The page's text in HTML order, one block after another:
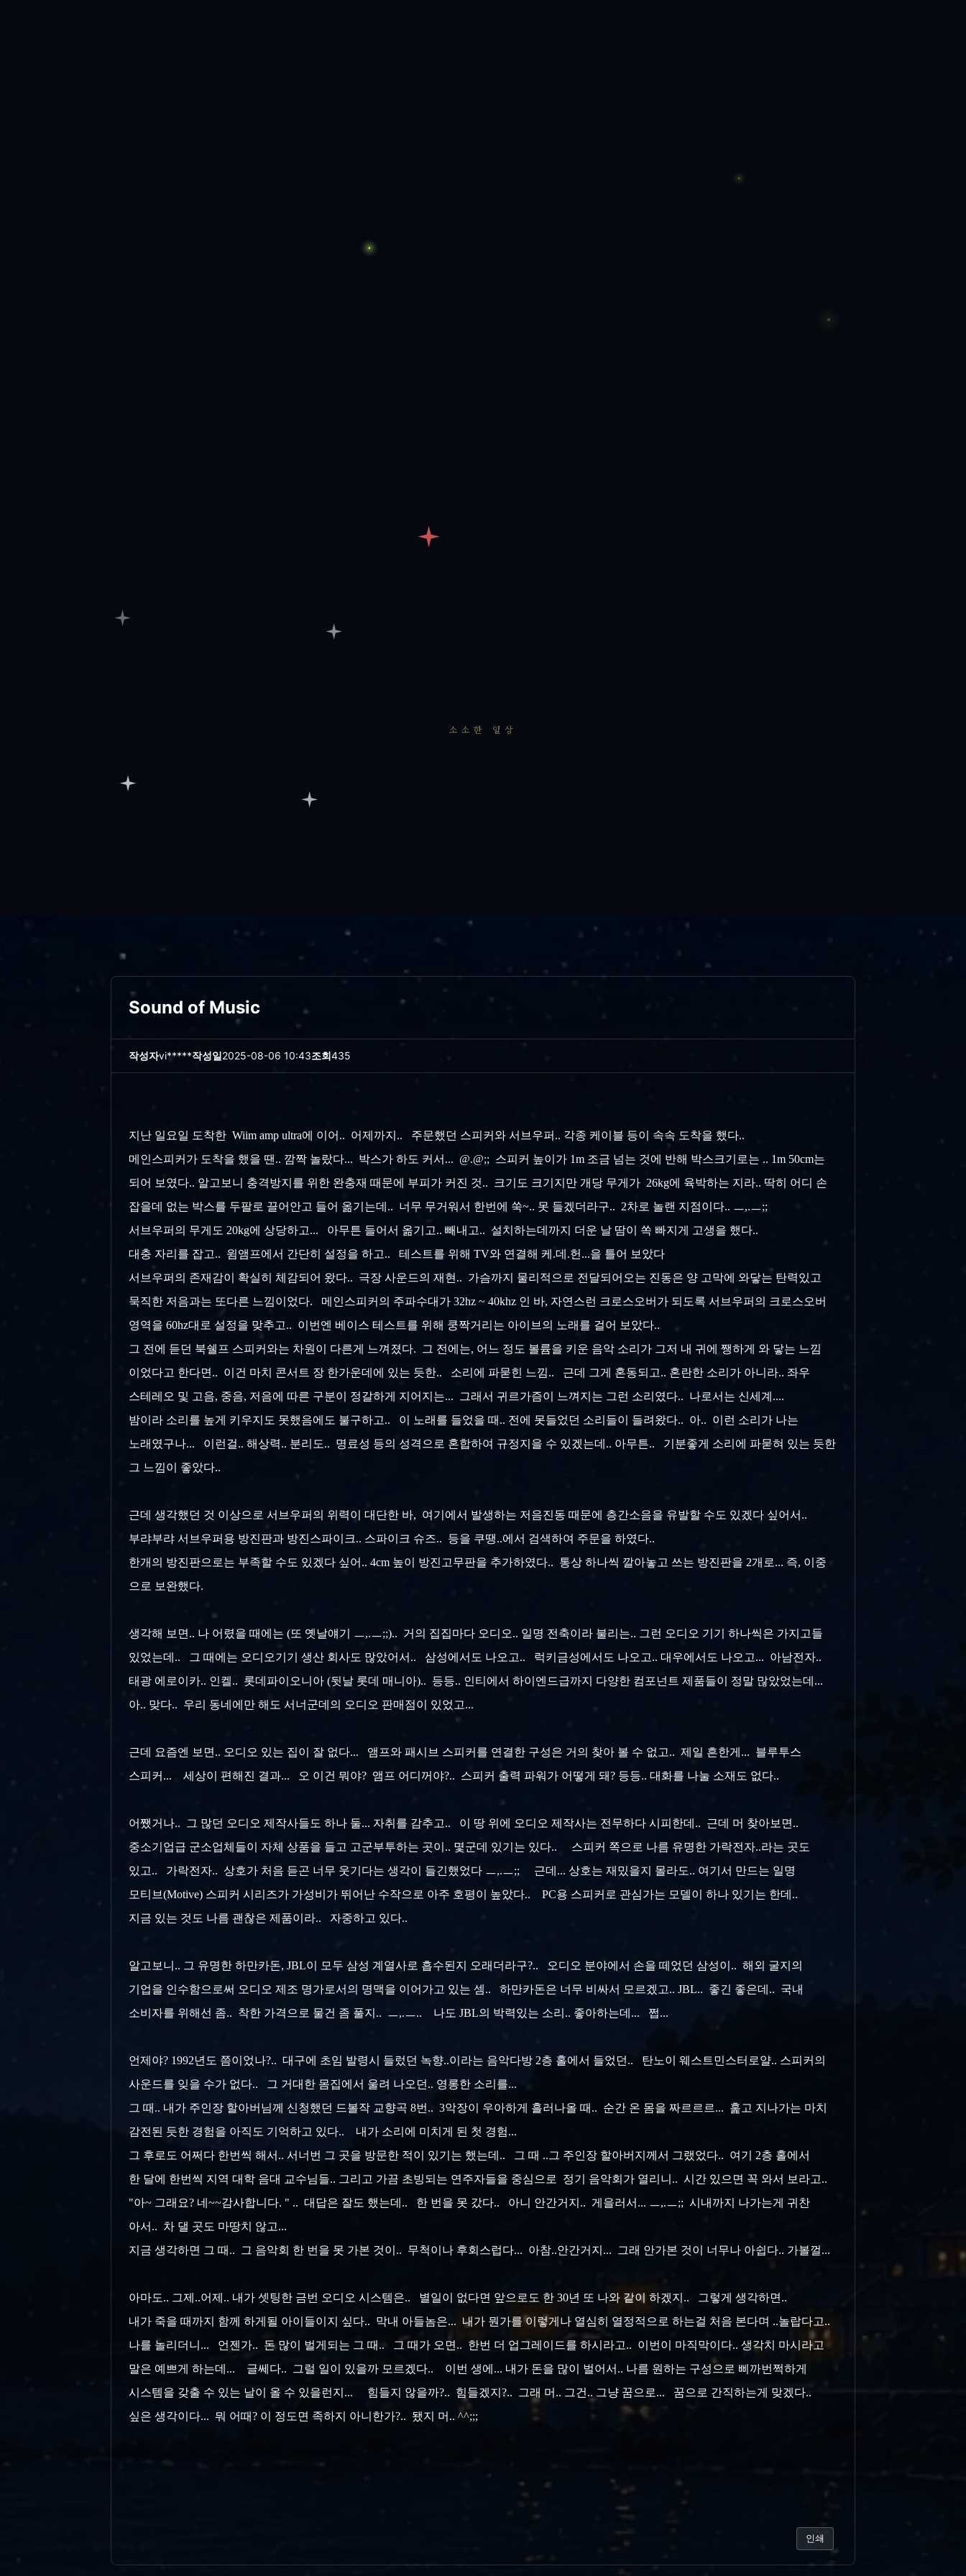
소소한 일상
Sound of Music
작성자vi*****작성일2025-08-06 10:43조회435
지난 일요일 도착한 Wiim amp ultra에 이어.. 어제까지.. 주문했던 스피커와 서브우퍼.. 각종 케이블 등이 속속 도착을 했다..
메인스피커가 도착을 했을 땐.. 깜짝 놀랐다... 박스가 하도 커서... @.@;; 스피커 높이가 1m 조금 넘는 것에 반해 박스크기로는 .. 1m 50cm는
되어 보였다.. 알고보니 충격방지를 위한 완충재 때문에 부피가 커진 것.. 크기도 크기지만 개당 무게가 26kg에 육박하는 지라.. 딱히 어디 손
잡을데 없는 박스를 두팔로 끌어안고 들어 옮기는데.. 너무 무거워서 한번에 쑥~.. 못 들겠더라구.. 2차로 놀랜 지점이다.. ㅡ,.ㅡ;;
서브우퍼의 무게도 20kg에 상당하고... 아무튼 들어서 옮기고.. 빼내고.. 설치하는데까지 더운 날 땀이 쏙 빠지게 고생을 했다..
대충 자리를 잡고.. 윔앰프에서 간단히 설정을 하고.. 테스트를 위해 TV와 연결해 케.데.헌...을 틀어 보았다
서브우퍼의 존재감이 확실히 체감되어 왔다.. 극장 사운드의 재현.. 가슴까지 물리적으로 전달되어오는 진동은 양 고막에 와닿는 탄력있고
묵직한 저음과는 또다른 느낌이었다. 메인스피커의 주파수대가 32hz ~ 40khz 인 바, 자연스런 크로스오버가 되도록 서브우퍼의 크로스오버
영역을 60hz대로 설정을 맞추고.. 이번엔 베이스 테스트를 위해 쿵짝거리는 아이브의 노래를 걸어 보았다..
그 전에 듣던 북쉘프 스피커와는 차원이 다른게 느껴졌다. 그 전에는, 어느 정도 볼륨을 키운 음악 소리가 그저 내 귀에 쨍하게 와 닿는 느낌
이었다고 한다면.. 이건 마치 콘서트 장 한가운데에 있는 듯한.. 소리에 파묻힌 느낌.. 근데 그게 혼동되고.. 혼란한 소리가 아니라.. 좌우
스테레오 및 고음, 중음, 저음에 따른 구분이 정갈하게 지어지는... 그래서 귀르가즘이 느껴지는 그런 소리였다.. 나로서는 신세계....
밤이라 소리를 높게 키우지도 못했음에도 불구하고.. 이 노래를 들었을 때.. 전에 못들었던 소리들이 들려왔다.. 아.. 이런 소리가 나는
노래였구나... 이런걸.. 해상력.. 분리도.. 명료성 등의 성격으로 혼합하여 규정지을 수 있겠는데.. 아무튼.. 기분좋게 소리에 파묻혀 있는 듯한
그 느낌이 좋았다..
근데 생각했던 것 이상으로 서브우퍼의 위력이 대단한 바, 여기에서 발생하는 저음진동 때문에 층간소음을 유발할 수도 있겠다 싶어서..
부랴부랴 서브우퍼용 방진판과 방진스파이크.. 스파이크 슈즈.. 등을 쿠땡..에서 검색하여 주문을 하였다..
한개의 방진판으로는 부족할 수도 있겠다 싶어.. 4cm 높이 방진고무판을 추가하였다.. 통상 하나씩 깔아놓고 쓰는 방진판을 2개로... 즉, 이중
으로 보완했다.
생각해 보면.. 나 어렸을 때에는 (또 옛날얘기 ㅡ,.ㅡ;;).. 거의 집집마다 오디오.. 일명 전축이라 불리는.. 그런 오디오 기기 하나씩은 가지고들
있었는데.. 그 때에는 오디오기기 생산 회사도 많았어서.. 삼성에서도 나오고.. 럭키금성에서도 나오고.. 대우에서도 나오고... 아남전자..
태광 에로이카.. 인켈.. 롯데파이오니아 (뒷날 롯데 매니아).. 등등.. 인티에서 하이엔드급까지 다양한 컴포넌트 제품들이 정말 많았었는데...
아.. 맞다.. 우리 동네에만 해도 서너군데의 오디오 판매점이 있었고...
근데 요즘엔 보면.. 오디오 있는 집이 잘 없다... 앰프와 패시브 스피커를 연결한 구성은 거의 찾아 볼 수 없고.. 제일 흔한게... 블루투스
스피커... 세상이 편해진 결과... 오 이건 뭐야? 앰프 어디꺼야?.. 스피커 출력 파워가 어떻게 돼? 등등.. 대화를 나눌 소재도 없다..
어쨌거나.. 그 많던 오디오 제작사들도 하나 둘... 자취를 감추고.. 이 땅 위에 오디오 제작사는 전무하다 시피한데.. 근데 머 찾아보면..
중소기업급 군소업체들이 자체 상품을 들고 고군부투하는 곳이.. 몇군데 있기는 있다.. 스피커 쪽으로 나름 유명한 가락전자..라는 곳도
있고.. 가락전자.. 상호가 처음 듣곤 너무 웃기다는 생각이 들긴했었다 ㅡ,.ㅡ;; 근데... 상호는 재밌을지 몰라도.. 여기서 만드는 일명
모티브(Motive) 스피커 시리즈가 가성비가 뛰어난 수작으로 아주 호평이 높았다.. PC용 스피커로 관심가는 모델이 하나 있기는 한데..
지금 있는 것도 나름 괜찮은 제품이라.. 자중하고 있다..
알고보니.. 그 유명한 하만카돈, JBL이 모두 삼성 계열사로 흡수된지 오래더라구?.. 오디오 분야에서 손을 떼었던 삼성이.. 해외 굴지의
기업을 인수함으로써 오디오 제조 명가로서의 명맥을 이어가고 있는 셈.. 하만카돈은 너무 비싸서 모르겠고.. JBL.. 좋긴 좋은데.. 국내
소비자를 위해선 좀.. 착한 가격으로 물건 좀 풀지.. ㅡ,.ㅡ.. 나도 JBL의 박력있는 소리.. 좋아하는데... 쩝...
언제야? 1992년도 쯤이었나?.. 대구에 초임 발령시 들렀던 녹향..이라는 음악다방 2층 홀에서 들었던.. 탄노이 웨스트민스터로얄.. 스피커의
사운드를 잊을 수가 없다.. 그 거대한 몸집에서 울려 나오던.. 영롱한 소리를...
그 때.. 내가 주인장 할아버님께 신청했던 드볼작 교향곡 8번.. 3악장이 우아하게 흘러나올 때.. 순간 온 몸을 짜르르르... 훑고 지나가는 마치
감전된 듯한 경험을 아직도 기억하고 있다.. 내가 소리에 미치게 된 첫 경험...
그 후로도 어쩌다 한번씩 해서.. 서너번 그 곳을 방문한 적이 있기는 했는데.. 그 때 ..그 주인장 할아버지께서 그랬었다.. 여기 2층 홀에서
한 달에 한번씩 지역 대학 음대 교수님들.. 그리고 가끔 초빙되는 연주자들을 중심으로 정기 음악회가 열리니.. 시간 있으면 꼭 와서 보라고..
"아~ 그래요? 네~~감사합니다. " .. 대답은 잘도 했는데.. 한 번을 못 갔다.. 아니 안간거지.. 게을러서... ㅡ,.ㅡ;; 시내까지 나가는게 귀찬
아서.. 차 댈 곳도 마땅치 않고...
지금 생각하면 그 때.. 그 음악회 한 번을 못 가본 것이.. 무척이나 후회스럽다... 아참..안간거지... 그래 안가본 것이 너무나 아쉽다.. 가볼껄...
아마도.. 그제..어제.. 내가 셋팅한 금번 오디오 시스템은.. 별일이 없다면 앞으로도 한 30년 또 나와 같이 하겠지.. 그렇게 생각하면..
내가 죽을 때까지 함께 하게될 아이들이지 싶다.. 막내 아들놈은... 내가 뭔가를 이렇게나 열심히 열정적으로 하는걸 처음 본다며 ..놀랍다고..
나를 놀리더니... 언젠가.. 돈 많이 벌게되는 그 때.. 그 때가 오면.. 한번 더 업그레이드를 하시라고.. 이번이 마직막이다.. 생각치 마시라고
말은 예쁘게 하는데... 글쎄다.. 그럴 일이 있을까 모르겠다.. 이번 생에... 내가 돈을 많이 벌어서.. 나름 원하는 구성으로 삐까번쩍하게
시스템을 갖출 수 있는 날이 올 수 있을런지... 힘들지 않을까?.. 힘들겠지?.. 그래 머.. 그건.. 그냥 꿈으로... 꿈으로 간직하는게 맞겠다..
싶은 생각이다... 뭐 어때? 이 정도면 족하지 아니한가?.. 됐지 머.. ^^;;;
인쇄